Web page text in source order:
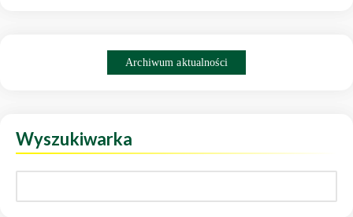
Archiwum aktualności
Wyszukiwarka